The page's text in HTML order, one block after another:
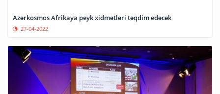
Azərkosmos Afrikaya peyk xidmətləri təqdim edəcək
27-04-2022